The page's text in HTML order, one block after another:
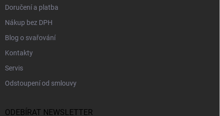
Doručení a platba
Nákup bez DPH
Blog o svařování
Kontakty
Servis
Odstoupení od smlouvy
ODEBÍRAT NEWSLETTER